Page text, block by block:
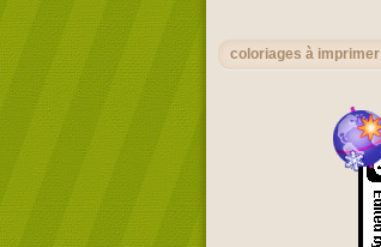
coloriages à imprimer